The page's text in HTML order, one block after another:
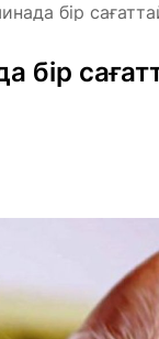
бір
бір